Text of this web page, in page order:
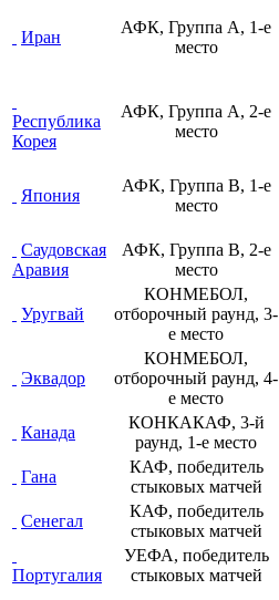
Иран
АФК, Группа A, 1-е
место
Республика
Корея
АФК, Группа A, 2-е
место
Япония
АФК, Группа B, 1-е
место
Саудовская
Аравия
АФК, Группа B, 2-е
место
Уругвай
КОНМЕБОЛ,
отборочный раунд, 3-
е место
Эквадор
КОНМЕБОЛ,
отборочный раунд, 4-
е место
Канада
КОНКАКАФ, 3-й
раунд, 1-е место
Гана
КАФ, победитель
стыковых матчей
Сенегал
КАФ, победитель
стыковых матчей
Португалия
УЕФА, победитель
стыковых матчей